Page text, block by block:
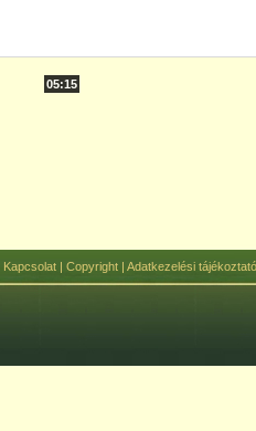
05:15
Kapcsolat| Copyright| Adatkezelési tájékoztató